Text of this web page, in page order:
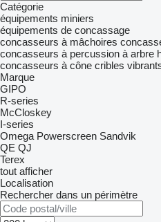
Catégorie
équipements miniers
équipements de concassage
concasseurs à mâchoires
concasseurs à percussion à arbre
concasseurs à cône cribles
Marque
GIPO
R-series
McCloskey
I-series
Omega Powerscreen Sandvik
QE QJ
Terex
tout afficher
Localisation
Rechercher dans un périmètre